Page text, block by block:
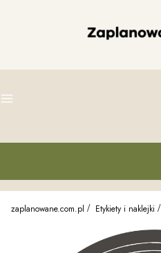
Menu
zaplanowane.com.pl Etykiety i naklejki